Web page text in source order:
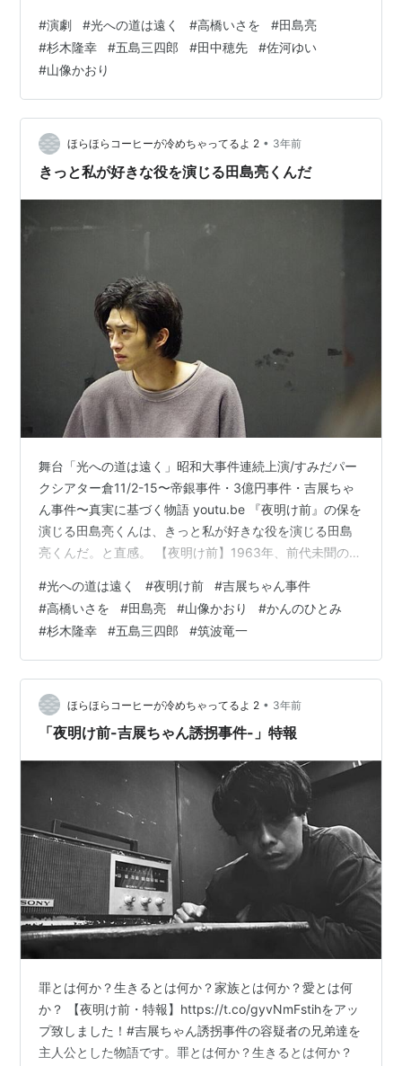
小屋入りしました！初舞台で立ったベニサン・ピットの
客席がここ、すみだパークシアター倉にあります。感慨
深い。あれからもう16年も経ったんだなぁ。#光への道は
遠く pic.twitter.com/QGy6PuBbOk — 田島亮 staff
(@tajimaryostaff) 20…
#演劇 #光への道は遠く #高橋いさを #田島亮
#杉木隆幸 #五島三四郎 #田中穂先 #佐河ゆい
#山像かおり
ほらほらコーヒーが冷めちゃってるよ 2 • 3年前
きっと私が好きな役を演じる田島亮くんだ
舞台「光への道は遠く」昭和大事件連続上演/すみだパー
クシアター倉11/2-15〜帝銀事件・3億円事件・吉展ちゃ
ん事件〜真実に基づく物語 youtu.be 『夜明け前』の保を
演じる田島亮くんは、きっと私が好きな役を演じる田島
亮くんだ。と直感。 【夜明け前】1963年、前代未聞の誘
電話。その声が、兄の保(田島亮)に似てると家族に相談す
る満(五島三四郎)。保を思い奔走する兄弟たち。しかし、
真実が徐々に暴かれ……事件に翻弄された人々の物語！！
予約URLhttps://t.co/NIfQEAmpNP
pic.twitter.com/AB0GP1dNRP …
#光への道は遠く #夜明け前 #吉展ちゃん事件
#高橋いさを #田島亮 #山像かおり #かんのひとみ
#杉木隆幸 #五島三四郎 #筑波竜一
ほらほらコーヒーが冷めちゃってるよ 2 • 3年前
「夜明け前-吉展ちゃん誘拐事件-」特報
罪とは何か？生きるとは何か？家族とは何か？愛とは何
か？ 【夜明け前・特報】https://t.co/gyvNmFstihをアッ
プ致しました！#吉展ちゃん誘拐事件の容疑者の兄弟達を
主人公とした物語です。罪とは何か？生きるとは何か？